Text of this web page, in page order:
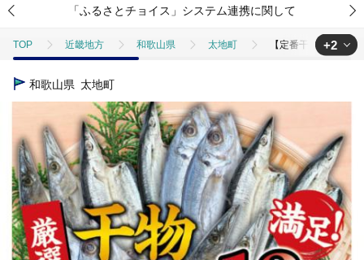
「ふるさとチョイス」システム連携に関して
TOP 近畿地方 和歌山県 太地町 【定番干物12枚セ
TOP
魚介類 干物 あじ 【定番干物12枚セット】干物
+2
和歌山県 太地町